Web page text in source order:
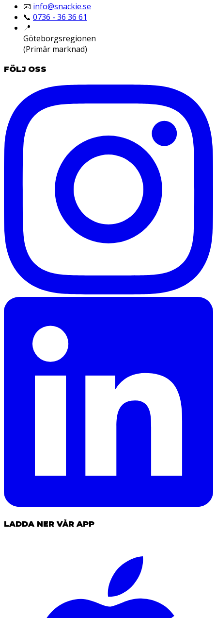
📧 info@snackie.se
📞 0736 - 36 36 61
📍
Göteborgsregionen
(Primär marknad)
FÖLJ OSS
LADDA NER VÅR APP